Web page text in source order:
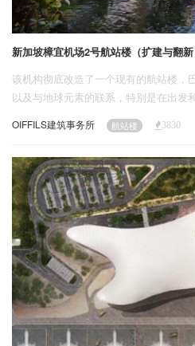
新加坡樟宜机场2号航站楼（扩建与翻
该机构彻底改造了一个现有的航站楼，
以及与地球元素的联系，特别是在出发
通往“花园城市”的21世纪新入口。
OIFFILS建筑事务所 航站楼 3830